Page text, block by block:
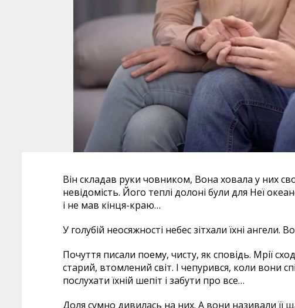
Він складав руки човником, Вона ховала у них
невідомість. Його теплі долоні були для Неї
і не мав кінця-краю…
У голубій неосяжності небес зітхали їхні ангели.
Почуття писали поему, чисту, як сповідь. Мрії
старий, втомлений світ. І чепурився, коли вони
послухати їхній шепіт і забути про все…
Доля сумно дивилась на них. А вони називали її